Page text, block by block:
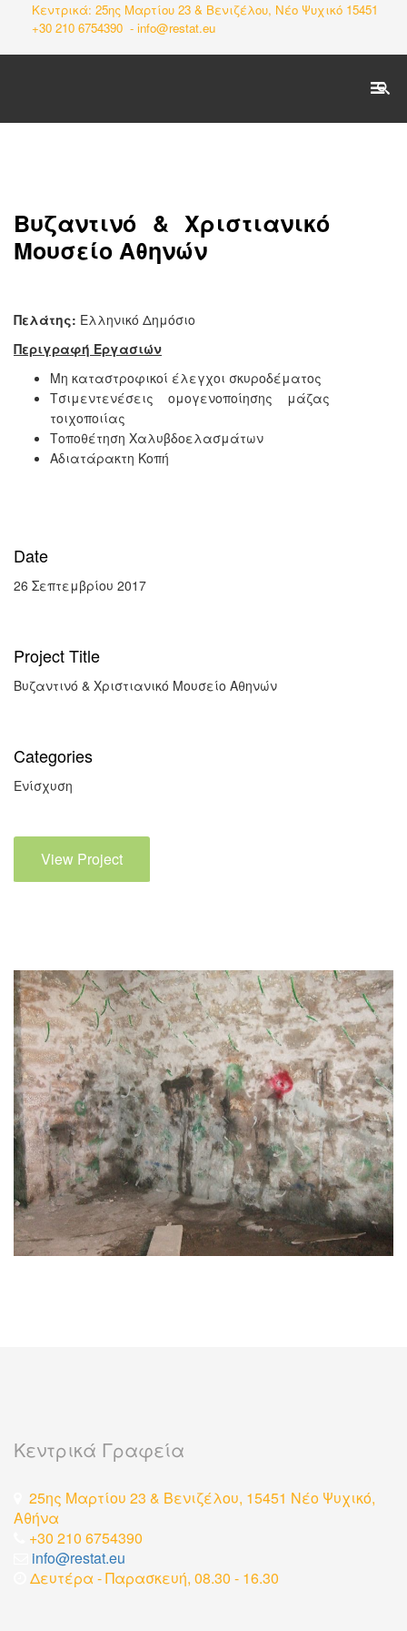
Κεντρικά: 25ης Μαρτίου 23 & Βενιζέλου, Νέο Ψυχικό 15451
+30 210 6754390 - info@restat.eu
Βυζαντινό & Χριστιανικό
Μουσείο Αθηνών
Πελάτης: Ελληνικό Δημόσιο
Περιγραφή Εργασιών
Μη καταστροφικοί έλεγχοι σκυροδέματος
Τσιμεντενέσεις ομογενοποίησης μάζας
τοιχοποιίας
Τοποθέτηση Χαλυβδοελασμάτων
Αδιατάρακτη Κοπή
Date
26 Σεπτεμβρίου 2017
Project Title
Βυζαντινό & Χριστιανικό Μουσείο Αθηνών
Categories
Ενίσχυση
View Project
Κεντρικά Γραφεία
25ης Μαρτίου 23 & Βενιζέλου, 15451 Νέο Ψυχικό,
Αθήνα
+30 210 6754390
info@restat.eu
Δευτέρα - Παρασκευή, 08.30 - 16.30
SEARCH
Δραστηριότητες
Πιστοποιητικά